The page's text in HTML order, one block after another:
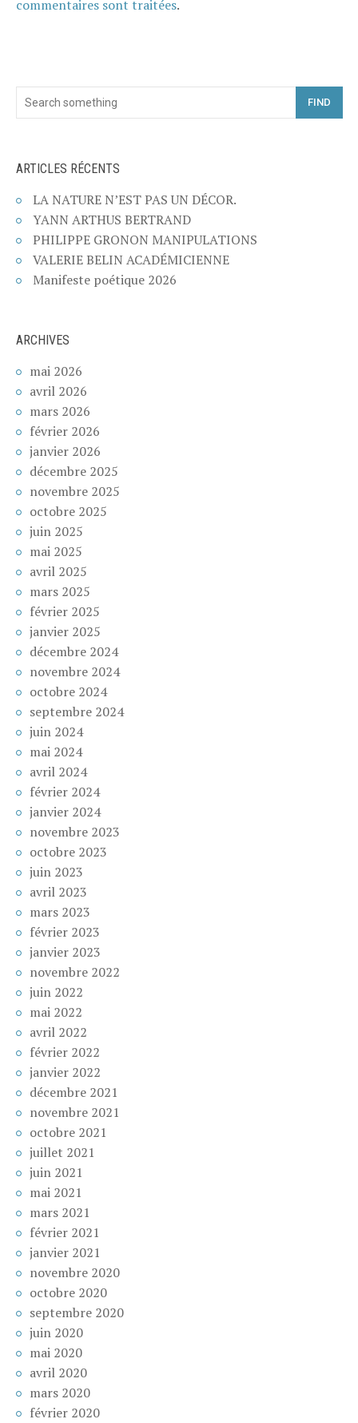
commentaires sont traitées.
FIND
ARTICLES RÉCENTS
LA NATURE N’EST PAS UN DÉCOR.
YANN ARTHUS BERTRAND
PHILIPPE GRONON MANIPULATIONS
VALERIE BELIN ACADÉMICIENNE
Manifeste poétique 2026
ARCHIVES
mai 2026
avril 2026
mars 2026
février 2026
janvier 2026
décembre 2025
novembre 2025
octobre 2025
juin 2025
mai 2025
avril 2025
mars 2025
février 2025
janvier 2025
décembre 2024
novembre 2024
octobre 2024
septembre 2024
juin 2024
mai 2024
avril 2024
février 2024
janvier 2024
novembre 2023
octobre 2023
juin 2023
avril 2023
mars 2023
février 2023
janvier 2023
novembre 2022
juin 2022
mai 2022
avril 2022
février 2022
janvier 2022
décembre 2021
novembre 2021
octobre 2021
juillet 2021
juin 2021
mai 2021
mars 2021
février 2021
janvier 2021
novembre 2020
octobre 2020
septembre 2020
juin 2020
mai 2020
avril 2020
mars 2020
février 2020